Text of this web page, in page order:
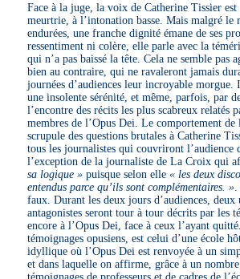
Face à la juge, la voix de Catherine Tissier est
meurtrie, à l’intonation basse. Mais malgré le
endurées, une franche dignité émane de ses
ressentiment ni colère, elle parle avec la
qui n’a pas baissé la tête. Cela ne semble pas
bien au contraire, qui ne ravaleront jamais
journées d’audiences leur incroyable
une insolente sérénité, et même, parfois, par
l’encontre des récits les plus scabreux relatés
membres de l’Opus Dei. Le comportement de
scrupule des questions brutales à Catherine
tous les journalistes qui couvriront l’audience
l’exception de la journaliste de La Croix qui
sa logique » puisque selon elle« les deux
entendus parce qu’ils sont complémentaires. ».
faux. Durant les deux jours d’audiences,
antagonistes seront tour à tour décrits par les
encore à l’Opus Dei, face à ceux l’ayant
témoignages opusiens, est celui d’une école
idyllique où l’Opus Dei est renvoyée à un
et dans laquelle on affirme, grâce à un